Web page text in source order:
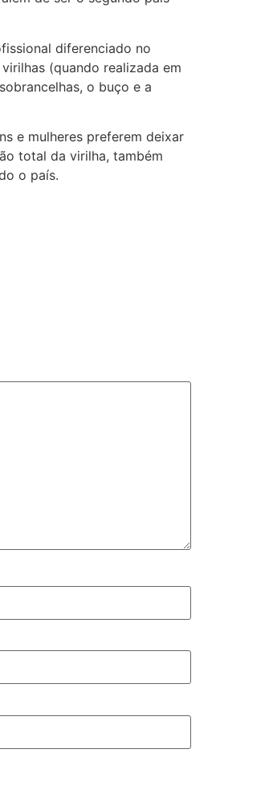
diferenciado no
(quando realizada em
o buço e a
e mulheres preferem deixar
total da virilha, também
o país.